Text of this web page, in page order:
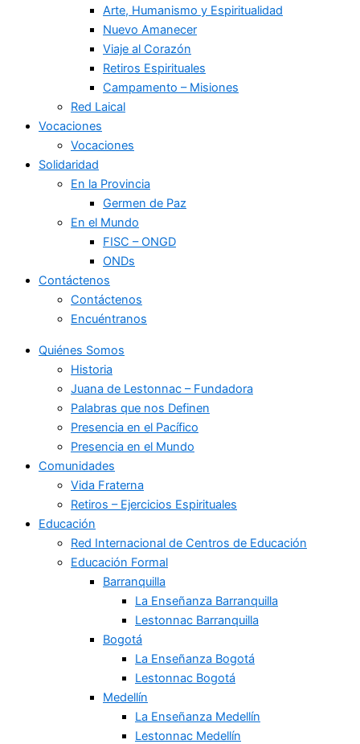
Arte, Humanismo y Espiritualidad
Nuevo Amanecer
Viaje al Corazón
Retiros Espirituales
Campamento – Misiones
Red Laical
Vocaciones
Vocaciones
Solidaridad
En la Provincia
Germen de Paz
En el Mundo
FISC – ONGD
ONDs
Contáctenos
Contáctenos
Encuéntranos
Quiénes Somos
Historia
Juana de Lestonnac – Fundadora
Palabras que nos Definen
Presencia en el Pacífico
Presencia en el Mundo
Comunidades
Vida Fraterna
Retiros – Ejercicios Espirituales
Educación
Red Internacional de Centros de Educación
Educación Formal
Barranquilla
La Enseñanza Barranquilla
Lestonnac Barranquilla
Bogotá
La Enseñanza Bogotá
Lestonnac Bogotá
Medellín
La Enseñanza Medellín
Lestonnac Medellín